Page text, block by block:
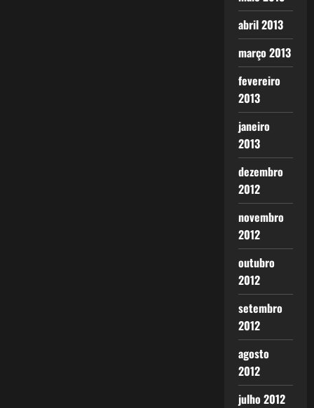
abril 2013
março 2013
fevereiro
2013
janeiro
2013
dezembro
2012
novembro
2012
outubro
2012
setembro
2012
agosto
2012
julho 2012